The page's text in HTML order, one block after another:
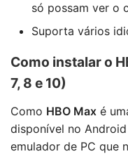
só possam ver o
Suporta vários
Como instalar o
7, 8 e 10)
Como HBO Max é
disponível no
emulador de PC que